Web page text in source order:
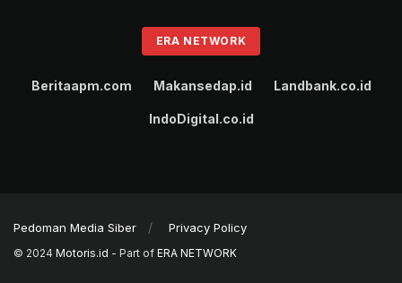
ERA NETWORK
Beritaapm.com Makansedap.id Landbank.co.id
IndoDigital.co.id
Pedoman Media Siber Privacy Policy
© 2024 Motoris.id - Part of ERA NETWORK